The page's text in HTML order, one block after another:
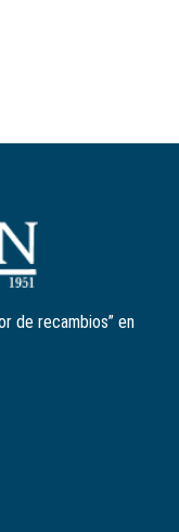
El
de recambios” en